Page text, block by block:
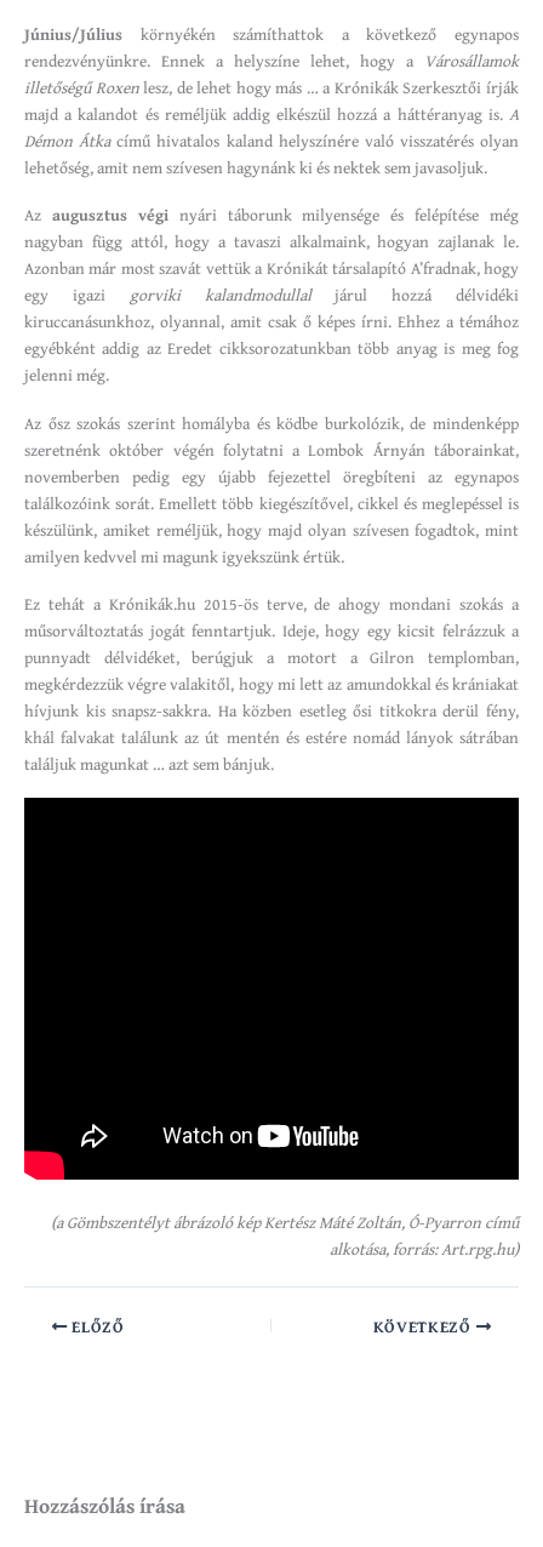
Június/Július környékén számíthattok a következő egynapos
rendezvényünkre. Ennek a helyszíne lehet, hogy a Városállamok
illetőségű Roxenlesz, de lehet hogy más … a Krónikák Szerkesztői írják
majd a kalandot és reméljük addig elkészül hozzá a háttéranyag is. A
Démon Átkacímű hivatalos kaland helyszínére való visszatérés olyan
lehetőség, amit nem szívesen hagynánk ki és nektek sem javasoljuk.
Az augusztus véginyári táborunk milyensége és felépítése még
nagyban függ attól, hogy a tavaszi alkalmaink, hogyan zajlanak le.
Azonban már most szavát vettük a Krónikát társalapító A’fradnak, hogy
egy igazi gorviki kalandmodullaljárul hozzá délvidéki
kiruccanásunkhoz, olyannal, amit csak ő képes írni. Ehhez a témához
egyébként addig az Eredet cikksorozatunkban több anyag is meg fog
jelenni még.
Az ősz szokás szerint homályba és ködbe burkolózik, de mindenképp
szeretnénk október végén folytatni a Lombok Árnyán táborainkat,
novemberben pedig egy újabb fejezettel öregbíteni az egynapos
találkozóink sorát. Emellett több kiegészítővel, cikkel és meglepéssel is
készülünk, amiket reméljük, hogy majd olyan szívesen fogadtok, mint
amilyen kedvvel mi magunk igyekszünk értük.
Ez tehát a Krónikák.hu 2015-ös terve, de ahogy mondani szokás a
műsorváltoztatás jogát fenntartjuk. Ideje, hogy egy kicsit felrázzuk a
punnyadt délvidéket, berúgjuk a motort a Gilron templomban,
megkérdezzük végre valakitől, hogy mi lett az amundokkal és krániakat
hívjunk kis snapsz-sakkra. Ha közben esetleg ősi titkokra derül fény,
khál falvakat találunk az út mentén és estére nomád lányok sátrában
találjuk magunkat … azt sem bánjuk.
(a Gömbszentélyt ábrázoló kép Kertész Máté Zoltán, Ó-Pyarron című
alkotása, forrás: Art.rpg.hu)
ELŐZŐ KÖVETKEZŐ
Hozzászólás írása